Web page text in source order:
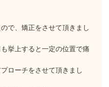
で、矯正をさせて頂きまし
挙上すると一定の位置で痛
ローチをさせて頂きまし